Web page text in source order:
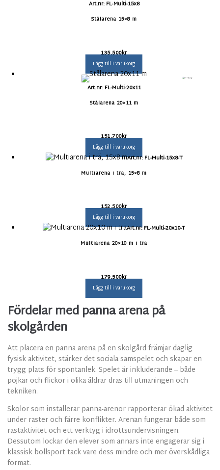
Art.nr: FL-Multi-15x8
Stålarena 15×8 m
135.500kr
Lägg till i varukorg
Art.nr: FL-Multi-20x11
Stålarena 20×11 m
151.700kr
Lägg till i varukorg
Art.nr: FL-Multi-15x8-T
Multiarena i trä, 15×8 m
152.500kr
Lägg till i varukorg
Art.nr: FL-Multi-20x10-T
Multiarena 20×10 m i trä
179.500kr
Lägg till i varukorg
Fördelar med panna arena på
skolgården
Att placera en panna arena på en skolgård främjar daglig
fysisk aktivitet, stärker det sociala samspelet och skapar en
trygg plats för spontanlek. Spelet är inkluderande – både
pojkar och flickor i olika åldrar dras till utmaningen och
tekniken.
Skolor som installerar panna-arenor rapporterar ökad aktivitet
under raster och färre konflikter. Arenan fungerar både som
rastaktivitet och ett verktyg i idrottsundervisningen.
Dessutom lockar den elever som annars inte engagerar sig i
klassisk bollsport tack vare dess mindre och mer överskådliga
format.